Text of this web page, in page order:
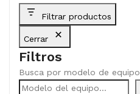
Filtrar productos
Cerrar
Filtros
Busca por modelo de equipo